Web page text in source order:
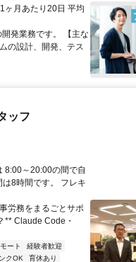
ヶ月あたり20日 平均
発業務です。 【主な
の設計、開発、テス
ッフ
8:00～20:00の間で自
8時間です。 フレキ
労務をまるごとサポ
** Claude Code・
ート
経験者歓迎
クOK
育休あり